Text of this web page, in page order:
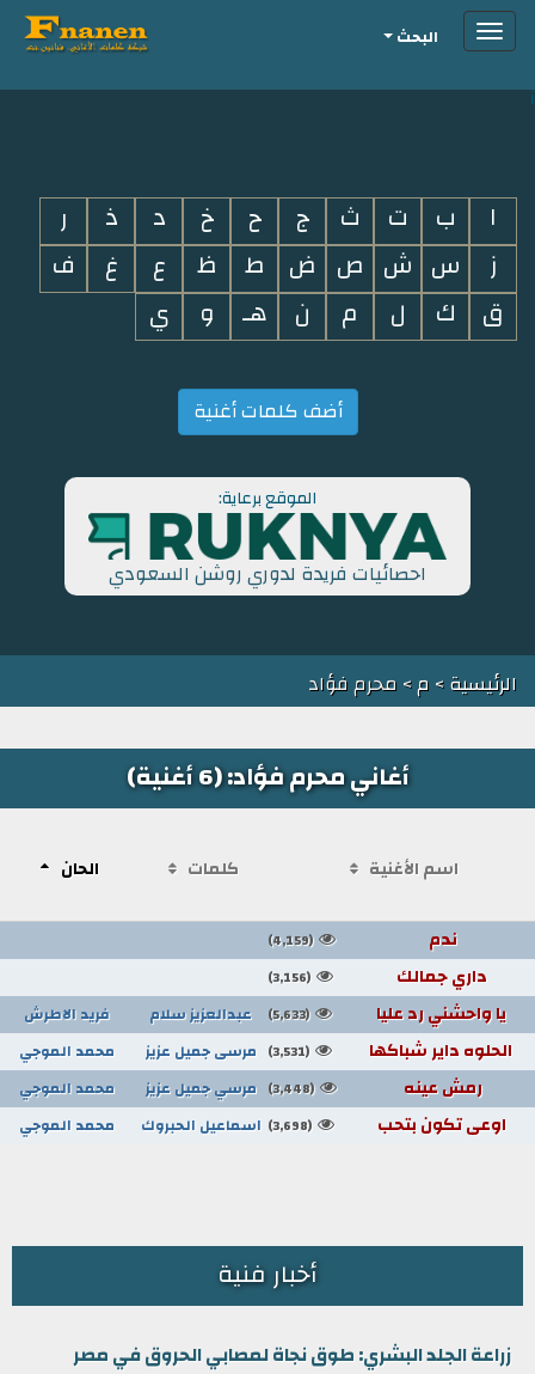
i
Toggleالبحث
ا ب ت ث ج ح خ د ذ
ر
ز
س ش ص ض ط ظ ع غ
ف
ق
ك ل م ن هـ و ي
أضف كلمات أغنية
الموقع برعاية:
احصائيات فريدة لدوري روشن السعودي
الرئيسية> م> محرم فؤاد
أغاني محرم فؤاد: (6 أغنية)
اسم الأغنية كلمات الحان
ندم (4,159)
داري جمالك (3,156)
يا واحشني رد عليا (5,633) عبدالعزيز سلام فريد الاطرش
الحلوه داير شباكها (3,531) مرسى جميل عزيز محمد الموجي
رمش عينه (3,448) مرسي جميل عزيز محمد الموجي
اوعى تكون بتحب (3,698) اسماعيل الحبروك محمد الموجي
أخبار فنية
زراعة الجلد البشري: طوق نجاة لمصابي الحروق في مصر